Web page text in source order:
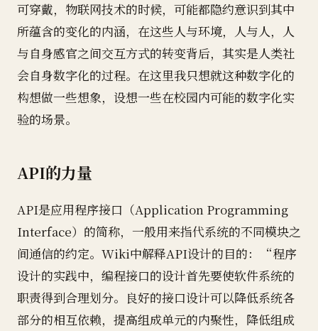
可穿戴，物联网技术的时候，可能都隐约意识到其中
所蕴含的变化的内涵，在这些人与环境，人与人，人
与自身感官之间交互方式的转变背后，其实是人类社
会自身数字化的过程。在这里我只想就这种数字化的
构想做一些想象，设想一些在校园内可能的数字化实
验的场景。
API的力量
API是应用程序接口（Application Programming
Interface）的简称，一般用来指代系统的不同模块之
间通信的约定。Wiki中解释API设计的目的：“程序
设计的实践中，编程接口的设计首先要使软件系统的
职责得到合理划分。良好的接口设计可以降低系统各
部分的相互依赖，提高组成单元的内聚性，降低组成